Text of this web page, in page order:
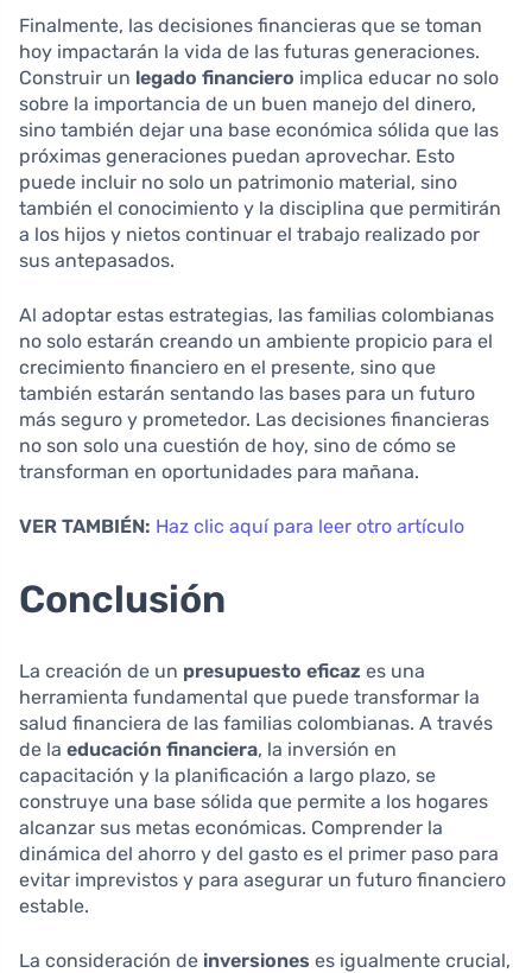
Finalmente, las decisiones financieras que se toman
hoy impactarán la vida de las futuras generaciones.
Construir un legado financiero implica educar no solo
sobre la importancia de un buen manejo del dinero,
sino también dejar una base económica sólida que las
próximas generaciones puedan aprovechar. Esto
puede incluir no solo un patrimonio material, sino
también el conocimiento y la disciplina que permitirán
a los hijos y nietos continuar el trabajo realizado por
sus antepasados.
Al adoptar estas estrategias, las familias colombianas
no solo estarán creando un ambiente propicio para el
crecimiento financiero en el presente, sino que
también estarán sentando las bases para un futuro
más seguro y prometedor. Las decisiones financieras
no son solo una cuestión de hoy, sino de cómo se
transforman en oportunidades para mañana.
VER TAMBIÉN: Haz clic aquí para leer otro artículo
Conclusión
La creación de un presupuesto eficaz es una
herramienta fundamental que puede transformar la
salud financiera de las familias colombianas. A través
de la educación financiera, la inversión en
capacitación y la planificación a largo plazo, se
construye una base sólida que permite a los hogares
alcanzar sus metas económicas. Comprender la
dinámica del ahorro y del gasto es el primer paso para
evitar imprevistos y para asegurar un futuro financiero
estable.
La consideración de inversiones es igualmente crucial,